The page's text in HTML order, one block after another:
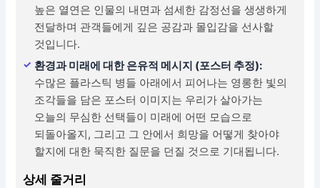
높은 열연은 인물의 내면과 섬세한 감정선을 생생하게
전달하며 관객들에게 깊은 공감과 몰입감을 선사할
것입니다.
환경과 미래에 대한 은유적 메시지 (포스터 추정):
수많은 플라스틱 병들 아래에서 피어나는 영롱한 빛의
조각들을 담은 포스터 이미지는 우리가 살아가는
오늘의 무심한 선택들이 미래에 어떤 모습으로
되돌아올지, 그리고 그 안에서 희망을 어떻게 찾아야
할지에 대한 묵직한 질문을 던질 것으로 기대됩니다.
상세 줄거리